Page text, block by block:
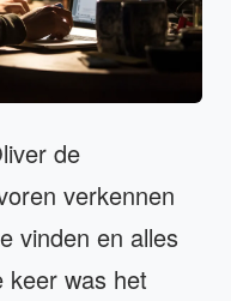
de
verkennen
vinden en alles
keer was het